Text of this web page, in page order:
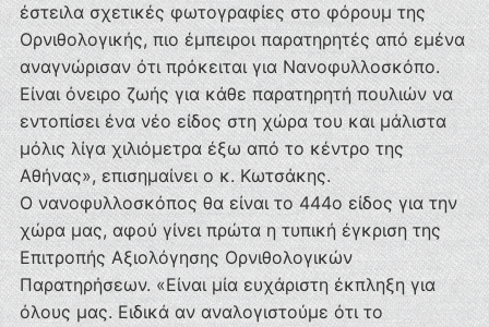
έστειλα σχετικές φωτογραφίες στο φόρουμ της
Ορνιθολογικής, πιο έμπειροι παρατηρητές από εμένα
αναγνώρισαν ότι πρόκειται για Νανοφυλλοσκόπο.
Είναι όνειρο ζωής για κάθε παρατηρητή πουλιών να
εντοπίσει ένα νέο είδος στη χώρα του και μάλιστα
μόλις λίγα χιλιόμετρα έξω από το κέντρο της
Αθήνας», επισημαίνει ο κ. Κωτσάκης.
Ο νανοφυλλοσκόπος θα είναι το 444ο είδος για την
χώρα μας, αφού γίνει πρώτα η τυπική έγκριση της
Επιτροπής Αξιολόγησης Ορνιθολογικών
Παρατηρήσεων. «Είναι μία ευχάριστη έκπληξη για
όλους μας. Ειδικά αν αναλογιστούμε ότι το